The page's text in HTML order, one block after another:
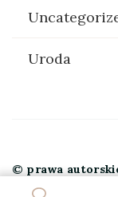
Uroda
© prawa
zastrzeżone.